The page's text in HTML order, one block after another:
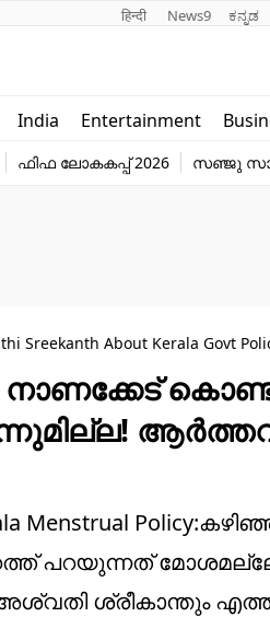
हिन्दी News9 ಕನ್ನಡ
India Entertainment
ഫിഫ ലോകകപ്പ് 2026 സഞ്ജു
Sreekanth About Kerala Govt
നാണക്കേട്
Menstrual
പറയുന്നത്
ശ്രീകാന്തും